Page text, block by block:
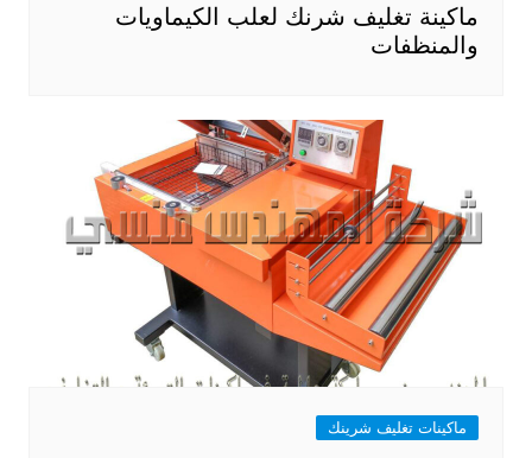
ماكينة تغليف شرنك لعلب الكيماويات
والمنظفات
ماكينات تغليف شرينك